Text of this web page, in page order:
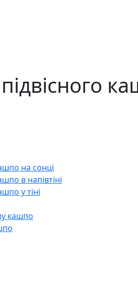
на сонці
в напівтіні
у тіні
кашпо